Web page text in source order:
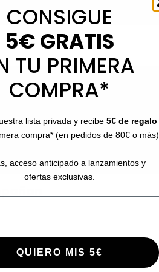
CONSIGUE
5€ GRATIS
TU PRIMERA
COMPRA*
lista privada y recibe 5€ de regalo
compra* (en pedidos de 80€ o más)
acceso anticipado a lanzamientos y
ofertas exclusivas.
QUIERO MIS 5€